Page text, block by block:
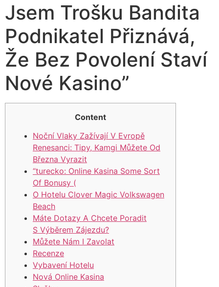
Jsem Trošku Bandita
Podnikatel Přiznává,
Že Bez Povolení Staví
Nové Kasino”
Content
Noční Vlaky Zažívají V Evropě
Renesanci: Tipy, Kamgi Můžete Od
Března Vyrazit
“turecko: Online Kasina Some Sort
Of Bonusy (
O Hotelu Clover Magic Volkswagen
Beach
Máte Dotazy A Chcete Poradit
S Výběrem Zájezdu?
Můžete Nám I Zavolat
Recenze
Vybavení Hotelu
Nová Online Kasina